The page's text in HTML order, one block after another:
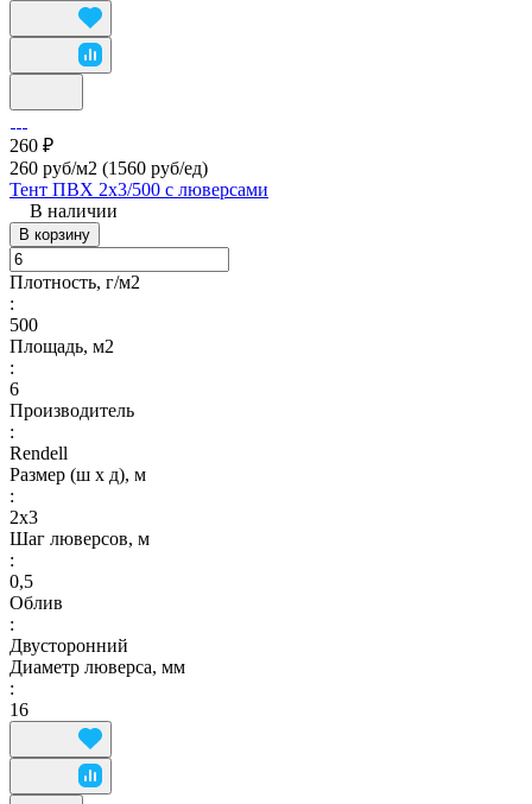
260 ₽
260 руб/м2 (1560 руб/eд)
Тент ПВХ 2х3/500 с люверсами
В наличии
В корзину
Плотность, г/м2
:
500
Площадь, м2
:
6
Производитель
:
Rendell
Размер (ш х д), м
:
2х3
Шаг люверсов, м
:
0,5
Облив
:
Двусторонний
Диаметр люверса, мм
:
16